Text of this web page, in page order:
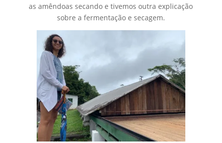
as amêndoas secando e tivemos outra explicação
sobre a fermentação e secagem.